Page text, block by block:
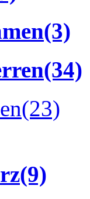
(3)
(34)
(23)
(9)